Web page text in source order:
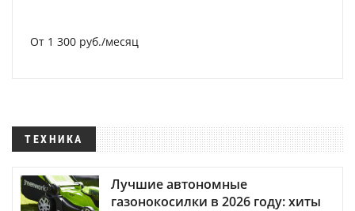
От 1 300 руб./месяц
ТЕХНИКА
Лучшие автономные
газонокосилки в 2026 году: хиты